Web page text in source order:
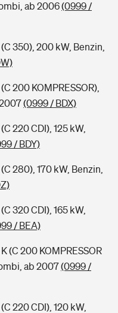
ab 2006(0999 /
350), 200 kW, Benzin,
200 KOMPRESSOR),
(0999 / BDX)
220 CDI), 125 kW,
/ BDY)
280), 170 kW, Benzin,
320 CDI), 165 kW,
/ BEA)
(C 200 KOMPRESSOR
ab 2007(0999 /
220 CDI), 120 kW,